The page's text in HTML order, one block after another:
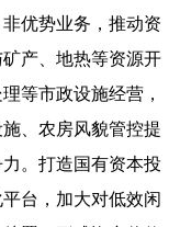
优势业务，推动资
产、地热等资源开
等市政设施经营，
、农房风貌管控提
。打造国有资本投
台，加大对低效闲